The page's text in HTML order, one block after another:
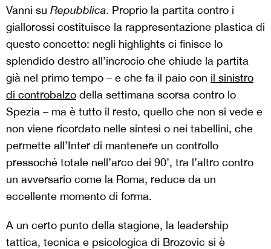
Vanni su Repubblica. Proprio la partita contro i
giallorossi costituisce la rappresentazione plastica di
questo concetto: negli highlights ci finisce lo
splendido destro all’incrocio che chiude la partita
già nel primo tempo – e che fa il paio con il sinistro
di controbalzo della settimana scorsa contro lo
Spezia – ma è tutto il resto, quello che non si vede e
non viene ricordato nelle sintesi o nei tabellini, che
permette all’Inter di mantenere un controllo
pressoché totale nell’arco dei 90’, tra l’altro contro
un avversario come la Roma, reduce da un
eccellente momento di forma.
A un certo punto della stagione, la leadership
tattica, tecnica e psicologica di Brozovic si è